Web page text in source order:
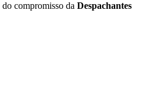
compromisso da Despachantes